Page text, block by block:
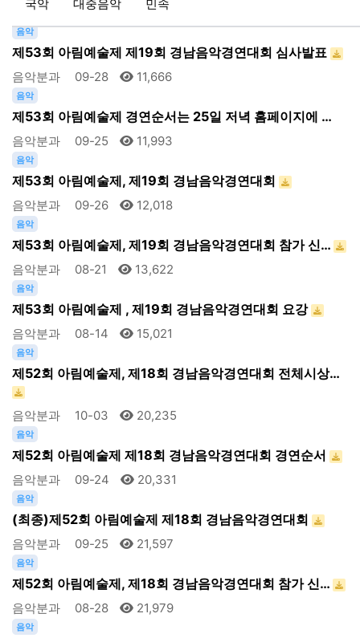
국악 대중음악 민속
음악분과 10-01 10,710
음악
제53회 아림예술제 제19회 경남음악경연대회 심사발표
음악분과 09-28 11,666
음악
제53회 아림예술제 경연순서는 25일 저녁 홈페이지에 …
음악분과 09-25 11,993
음악
제53회 아림예술제, 제19회 경남음악경연대회
음악분과 09-26 12,018
음악
제53회 아림예술제, 제19회 경남음악경연대회 참가 신…
음악분과 08-21 13,622
음악
제53회 아림예술제 , 제19회 경남음악경연대회 요강
음악분과 08-14 15,021
음악
제52회 아림예술제, 제18회 경남음악경연대회 전체시상…
음악분과 10-03 20,235
음악
제52회 아림예술제 제18회 경남음악경연대회 경연순서
음악분과 09-24 20,331
음악
(최종)제52회 아림예술제 제18회 경남음악경연대회
음악분과 09-25 21,597
음악
제52회 아림예술제, 제18회 경남음악경연대회 참가 신…
음악분과 08-28 21,979
음악